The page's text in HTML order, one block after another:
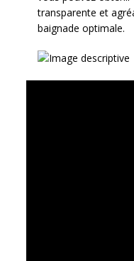
transparente et
baignade optimale.